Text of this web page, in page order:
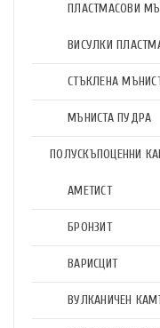
ПЛАСТМАСОВИ
ВИСУЛКИ
СТЪКЛЕНА
МЪНИСТА ПУДРА
ПОЛУСКЪПОЦЕННИ
АМЕТИСТ
БРОНЗИТ
ВАРИСЦИТ
ВУЛКАНИЧЕН